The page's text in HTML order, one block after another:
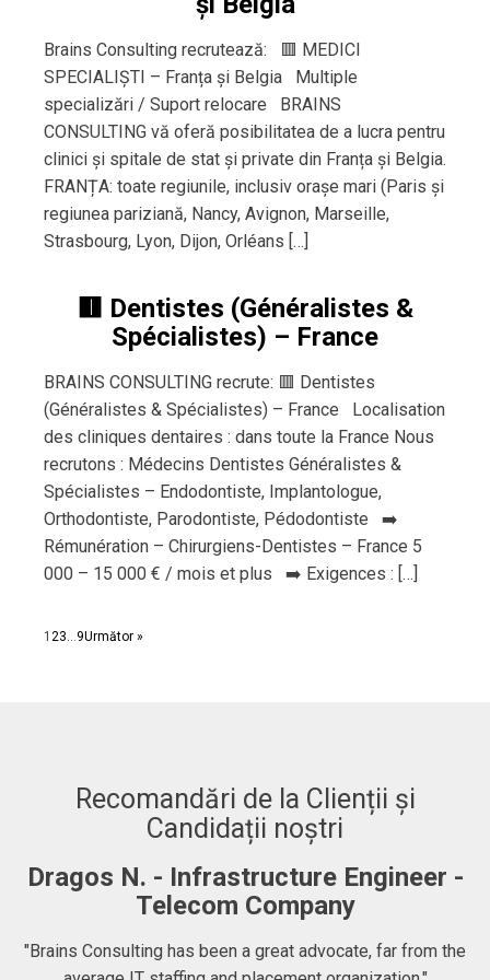
Brains Consulting recrutează: 🟥 MEDICI
SPECIALIȘTI – Franța și Belgia Multiple
specializări / Suport relocare BRAINS
CONSULTING vă oferă posibilitatea de a lucra pentru
clinici și spitale de stat și private din Franța și Belgia.
FRANȚA: toate regiunile, inclusiv orașe mari (Paris și
regiunea pariziană, Nancy, Avignon, Marseille,
Strasbourg, Lyon, Dijon, Orléans […]
🟥 Dentistes (Généralistes &
Spécialistes) – France
BRAINS CONSULTING recrute: 🟥 Dentistes
(Généralistes & Spécialistes) – France Localisation
des cliniques dentaires : dans toute la France Nous
recrutons : Médecins Dentistes Généralistes &
Spécialistes – Endodontiste, Implantologue,
Orthodontiste, Parodontiste, Pédodontiste ➡️
Rémunération – Chirurgiens-Dentistes – France 5
000 – 15 000 € / mois et plus ➡️ Exigences : […]
1 23…9Următor »
Recomandări de la Clienții și
Candidații noștri
Dragos N. - Infrastructure Engineer -
Telecom Company
"Brains Consulting has been a great advocate, far from the